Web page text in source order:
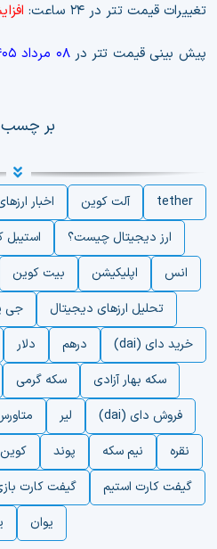
تغییرات قیمت تتر در ۲۴ ساعت:
پیش بینی قیمت تتر در۰۸ مرداد ۱۴۰۵
بر چسب
tether آلت کوین اخبار
ارز دیجیتال چیست؟
استیبل
انس
اپلیکیشن بیت کوین
تحلیل ارزهای دیجیتال
جی
خرید دای (dai)
درهم دلار
سکه بهار آزادی
سکه گرمی
فروش دای (dai)
لیر
نقره
نیم سکه پوند
گیفت کارت استیم
گیفت کارت
یوان